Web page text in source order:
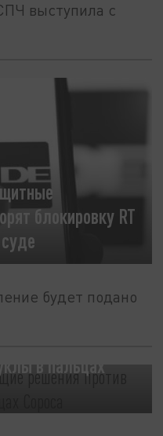
выступила с
блокировку RT
будет подано
в пальцах